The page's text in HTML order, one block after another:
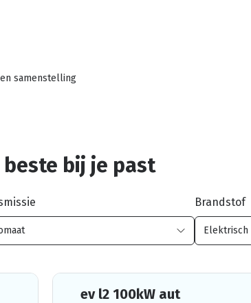
samenstelling
bij je past
Brandstof
ev l2 100kW aut